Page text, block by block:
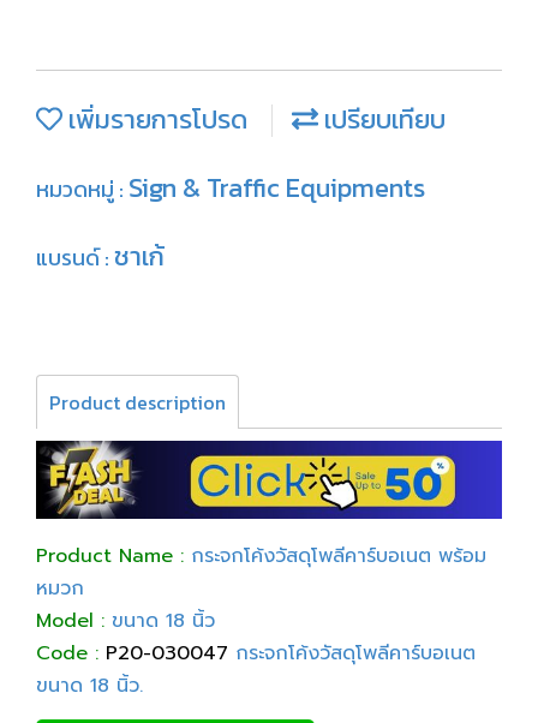
เพิ่มรายการโปรด เปรียบเทียบ
หมวดหมู่ : Sign & Traffic Equipments
แบรนด์ :ชาเก้
Product description
Product Name : กระจกโค้งวัสดุโพลีคาร์บอเนต พร้อม
หมวก
Model : ขนาด 18 นิ้ว
Code : P20-030047 กระจกโค้งวัสดุโพลีคาร์บอเนต
ขนาด 18 นิ้ว.